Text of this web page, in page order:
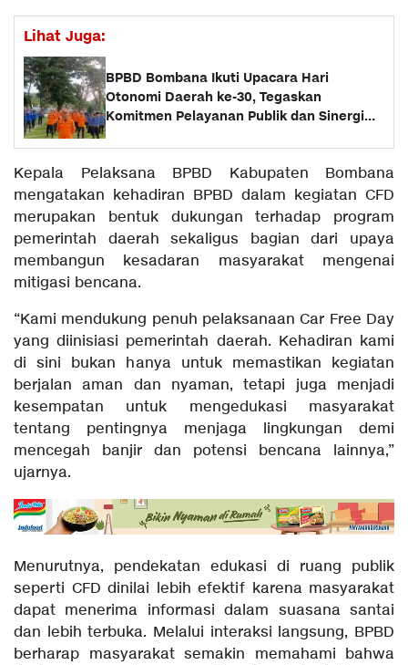
Lihat Juga:
BPBD Bombana Ikuti Upacara Hari
Otonomi Daerah ke-30, Tegaskan
Komitmen Pelayanan Publik dan Sinergi
Kepala Pelaksana BPBD Kabupaten Bombana
mengatakan kehadiran BPBD dalam kegiatan CFD
merupakan bentuk dukungan terhadap program
pemerintah daerah sekaligus bagian dari upaya
membangun kesadaran masyarakat mengenai
mitigasi bencana.
“Kami mendukung penuh pelaksanaan Car Free Day
yang diinisiasi pemerintah daerah. Kehadiran kami
di sini bukan hanya untuk memastikan kegiatan
berjalan aman dan nyaman, tetapi juga menjadi
kesempatan untuk mengedukasi masyarakat
tentang pentingnya menjaga lingkungan demi
mencegah banjir dan potensi bencana lainnya,”
ujarnya.
Menurutnya, pendekatan edukasi di ruang publik
seperti CFD dinilai lebih efektif karena masyarakat
dapat menerima informasi dalam suasana santai
dan lebih terbuka. Melalui interaksi langsung, BPBD
berharap masyarakat semakin memahami bahwa